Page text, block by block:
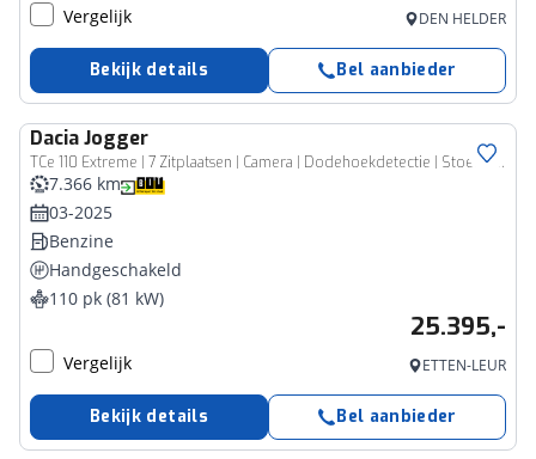
Vergelijk DEN HELDER
Bekijk details Bel aanbieder
DaciaJogger
TCe 110 Extreme | 7 Zitplaatsen | Camera | Dodehoekdetectie | Stoelverwarming | Apple Carplay
7.366 km
03-2025
Benzine
Handgeschakeld
110 pk (81 kW)
25.395,-
Vergelijk ETTEN-LEUR
Bekijk details Bel aanbieder